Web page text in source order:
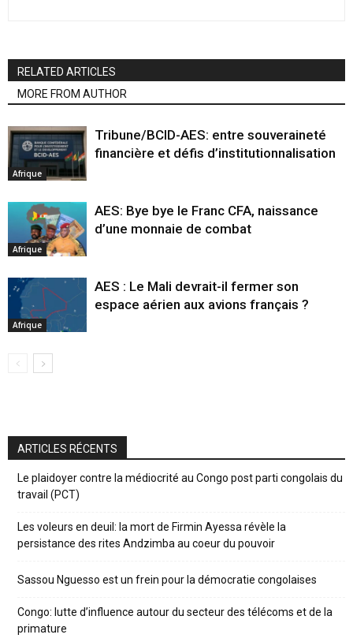
RELATED ARTICLES
MORE FROM AUTHOR
Afrique
Tribune/BCID-AES: entre souveraineté
financière et défis d’institutionnalisation
Afrique
AES: Bye bye le Franc CFA, naissance
d’une monnaie de combat
Afrique
AES : Le Mali devrait-il fermer son
espace aérien aux avions français ?
ARTICLES RÉCENTS
Le plaidoyer contre la médiocrité au Congo post parti congolais du
travail (PCT)
Les voleurs en deuil: la mort de Firmin Ayessa révèle la
persistance des rites Andzimba au coeur du pouvoir
Sassou Nguesso est un frein pour la démocratie congolaises
Congo: lutte d’influence autour du secteur des télécoms et de la
primature